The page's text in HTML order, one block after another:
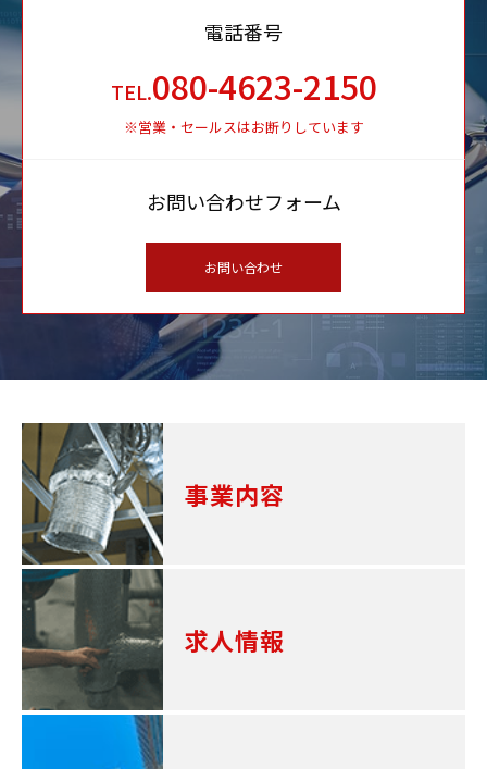
電話番号
TEL.080-4623-2150
※営業・セールスはお断りしています
お問い合わせフォーム
お問い合わせ
事業内容
求人情報